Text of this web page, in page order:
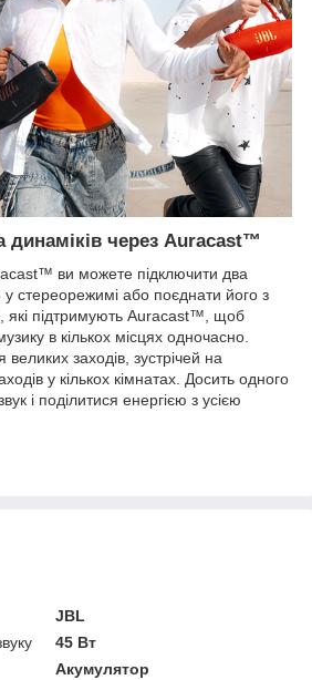
динаміків через Auracast™
ви можете підключити два
стереорежимі або поєднати його з
підтримують Auracast™, щоб
в кількох місцях одночасно.
великих заходів, зустрічей на
у кількох кімнатах. Досить одного
і поділитися енергією з усією
JBL
45 Вт
Акумулятор